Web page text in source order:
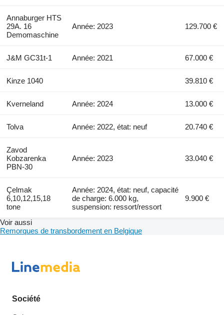
Annaburger HTS
29A. 16
Demomaschine
Année: 2023 129.700 €
J&M GC31t-1 Année: 2021 67.000 €
Kinze 1040 39.810 €
Kverneland Année: 2024 13.000 €
Tolva Année: 2022, état: neuf 20.740 €
Zavod
Kobzarenka
PBN-30
Année: 2023 33.040 €
Çelmak
6,10,12,15,18
tone
Année: 2024, état: neuf, capacité
de charge: 6.000 kg,
suspension: ressort/ressort
9.900 €
Voir aussi
Remorques de transbordement en Belgique
Société